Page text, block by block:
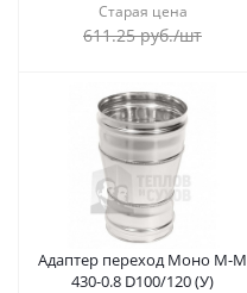
Старая цена
611.25руб./шт
Адаптер переход Моно М-М
430-0.8 D100/120 (У)